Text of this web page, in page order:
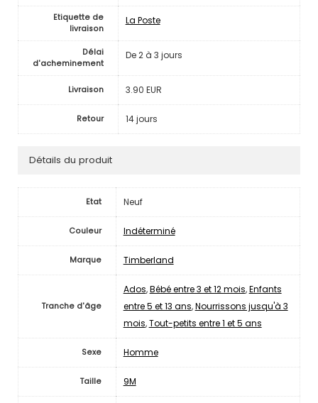
Etiquette de
livraison
La Poste
Délai
d'acheminement
De 2 à 3 jours
Livraison 3.90 EUR
Retour 14 jours
Détails du produit
Etat Neuf
Couleur Indéterminé
Marque Timberland
Tranche d'âge
Ados,Bébé entre 3 et 12 mois,Enfants
entre 5 et 13 ans,Nourrissons jusqu'à 3
mois,Tout-petits entre 1 et 5 ans
Sexe Homme
Taille 9M